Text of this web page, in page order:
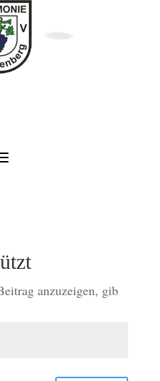
anzuzeigen, gib